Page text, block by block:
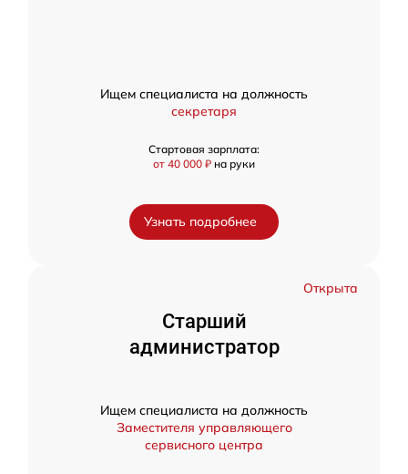
Ищем специалиста на должность
секретаря
Стартовая зарплата:
от 40 000 ₽ на руки
Узнать подробнее
Открыта
Старший
администратор
Ищем специалиста на должность
Заместителя управляющего
сервисного центра